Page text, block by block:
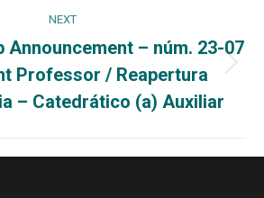
NEXT
Next
post:
Announcement – núm. 23-07
Professor / Reapertura
– Catedrático (a) Auxiliar